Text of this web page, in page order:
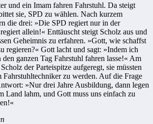
und ein Imam fahren Fahrstuhl. Da steigt
sie, SPD zu wählen. Nach kurzem
die drei: »Die SPD regiert nur in der
allein!« Enttäuscht steigt Scholz aus und
Geheimnis zu erfahren. »Gott, wie schaffst
regieren?« Gott lacht und sagt: »Indem ich
den ganzen Tag Fahrstuhl fahren lasse!« Am
der Parteispitze aufgeregt, sie müssten
Fahrstuhltechniker zu werden. Auf die Frage
»Nur drei Jahre Ausbildung, dann legen
Land lahm, und Gott muss uns einfach zu